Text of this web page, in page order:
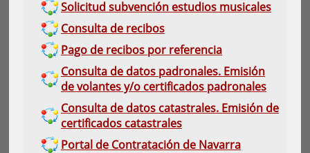
Solicitud subvención estudios musicales
Consulta de recibos
Pago de recibos por referencia
Consulta de datos padronales. Emisión
de volantes y/o certificados padronales
Consulta de datos catastrales. Emisión de
certificados catastrales
Portal de Contratación de Navarra